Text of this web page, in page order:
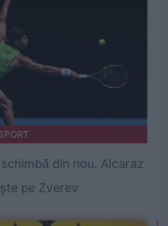
din nou. Alcaraz
pe Zverev